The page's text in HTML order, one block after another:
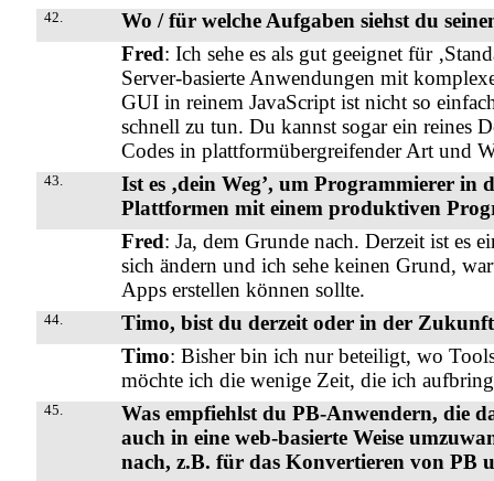
42.
Wo / für welche Aufgaben siehst du
Fred: Ich sehe es als gut geeignet für
Server-basierte Anwendungen mit
GUI in reinem JavaScript ist nicht so
schnell zu tun. Du kannst sogar ein reines
Codes in plattformübergreifender Art und
43.
Ist es ‚dein Weg’, um Programmierer in
Plattformen mit einem produktiven
Fred: Ja, dem Grunde nach. Derzeit ist es
sich ändern und ich sehe keinen Grund,
Apps erstellen können sollte.
44.
Timo, bist du derzeit oder in der
Timo: Bisher bin ich nur beteiligt, wo
möchte ich die wenige Zeit, die ich
45.
Was empfiehlst du PB-Anwendern, die
auch in eine web-basierte Weise
nach, z.B. für das Konvertieren von PB